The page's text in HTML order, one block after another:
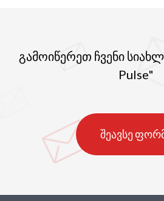
გამოიწერეთ ჩვენი
Pulse"
შეავსე